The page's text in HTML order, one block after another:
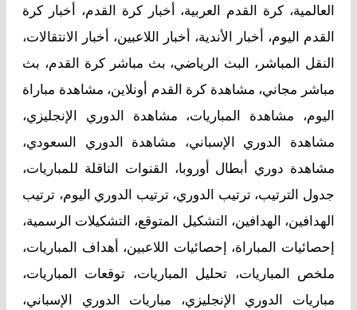
العالمية، كرة القدم العربية، أخبار كرة القدم، أخبار كرة
القدم اليوم، أخبار الأندية، أخبار اللاعبين، أخبار الانتقالات،
النقل المباشر، البث الرياضي، بث مباشر كرة القدم، بث
مباشر مجاني، مشاهدة كرة القدم أونلاين، مشاهدة مباراة
اليوم، مشاهدة المباريات، مشاهدة الدوري الإنجليزي،
مشاهدة الدوري الإسباني، مشاهدة الدوري السعودي،
مشاهدة دوري أبطال أوروبا، القنوات الناقلة للمباريات،
جدول الترتيب، ترتيب الدوري، ترتيب الدوري اليوم، ترتيب
الهدافين، الهدافين، التشكيل المتوقع، التشكيلات الرسمية،
إحصائيات المباراة، إحصائيات اللاعبين، أهداف المباريات،
ملخص المباريات، تحليل المباريات، توقعات المباريات،
مباريات الدوري الإنجليزي، مباريات الدوري الإسباني،